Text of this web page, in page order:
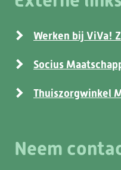
Werken bij ViVa!
Socius
Thuiszorgwinkel
Neem